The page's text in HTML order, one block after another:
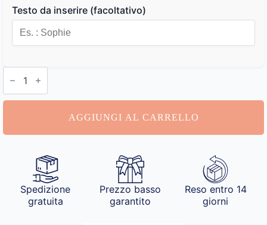
Testo da inserire (facoltativo)
Thermos
Personalizzabile
AGGIUNGI AL CARRELLO
Spedizione
gratuita
Prezzo basso
garantito
Reso entro 14
giorni